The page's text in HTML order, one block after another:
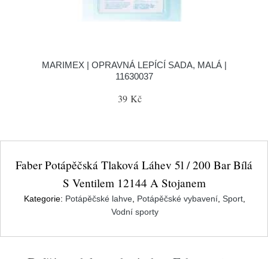
MARIMEX | OPRAVNÁ LEPÍCÍ SADA, MALÁ |
11630037
39 Kč
Faber Potápěčská Tlaková Láhev 5l / 200 Bar Bílá
S Ventilem 12144 A Stojanem
Kategorie: Potápěčské lahve Potápěčské vybavení Sport
Vodní sporty